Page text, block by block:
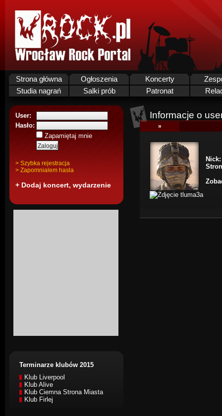
Strona główna Ogłoszenia Koncerty
Studia nagrań
Salki prób Patronat
User:
Hasło:
Zapamiętaj mnie
> Szybka rejestracja
> Zapomnialem hasla
+ Dodaj koncert, wydarzenie
Terminarze klubów 2015
Klub Liverpool
Klub Alive
Klub Ciemna Strona Miasta
Klub Firlej
Informacje o
»
Nick: